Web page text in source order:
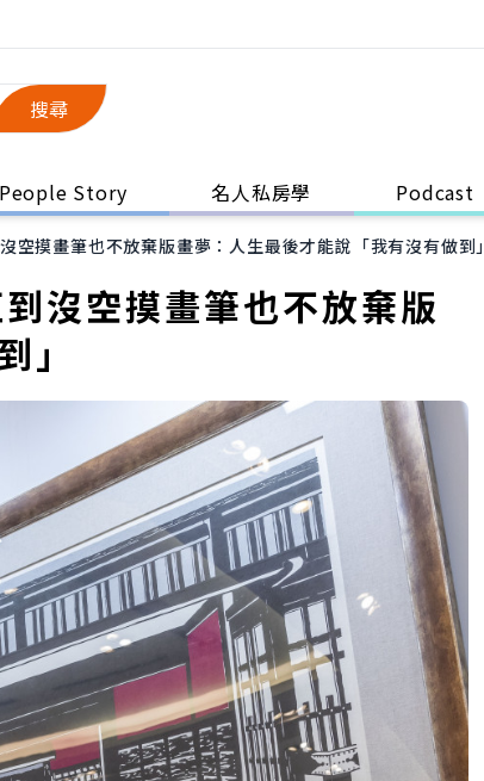
搜尋
People Story 名人私房學 Podcast
空摸畫筆也不放棄版畫夢：人生最後才能說「我有沒有做到」
沒空摸畫筆也不放棄版
」